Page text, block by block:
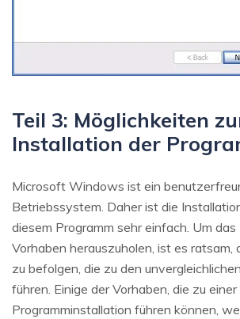
Teil 3: Möglichkeiten
Installation der
Microsoft Windows ist ein
Betriebssystem. Daher ist die
diesem Programm sehr einfach. Um
Vorhaben herauszuholen, ist es ratsam,
zu befolgen, die zu den
führen. Einige der Vorhaben, die zu
Programminstallation führen können,